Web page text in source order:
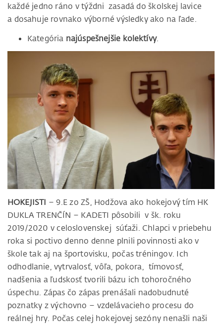
každé jedno ráno v týždni zasadá do školskej lavice
a dosahuje rovnako výborné výsledky ako na ľade.
Kategória najúspešnejšie kolektívy.
HOKEJISTI – 9.E zo ZŠ, Hodžova ako hokejový tím HK
DUKLA TRENČÍN – KADETI pôsobili v šk. roku
2019/2020 v celoslovenskej súťaži. Chlapci v priebehu
roka si poctivo denno denne plnili povinnosti ako v
škole tak aj na športovisku, počas tréningov. Ich
odhodlanie, vytrvalosť, vôľa, pokora, tímovosť,
nadšenia a ľudskosť tvorili bázu ich tohoročného
úspechu. Zápas čo zápas prenášali nadobudnuté
poznatky z výchovno – vzdelávacieho procesu do
reálnej hry. Počas celej hokejovej sezóny nenašli naši